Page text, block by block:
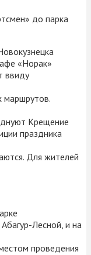
до парка
«Норак»
ввиду
маршрутов.
Крещение
праздника
Для жителей
Лесной, и на
проведения